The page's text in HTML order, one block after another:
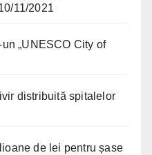
11/2021
„UNESCO City of
distribuită spitalelor
de lei pentru șase